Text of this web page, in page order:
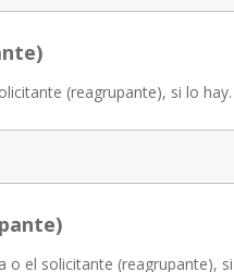
(reagrupante), si lo
o el solicitante (reagrupante),